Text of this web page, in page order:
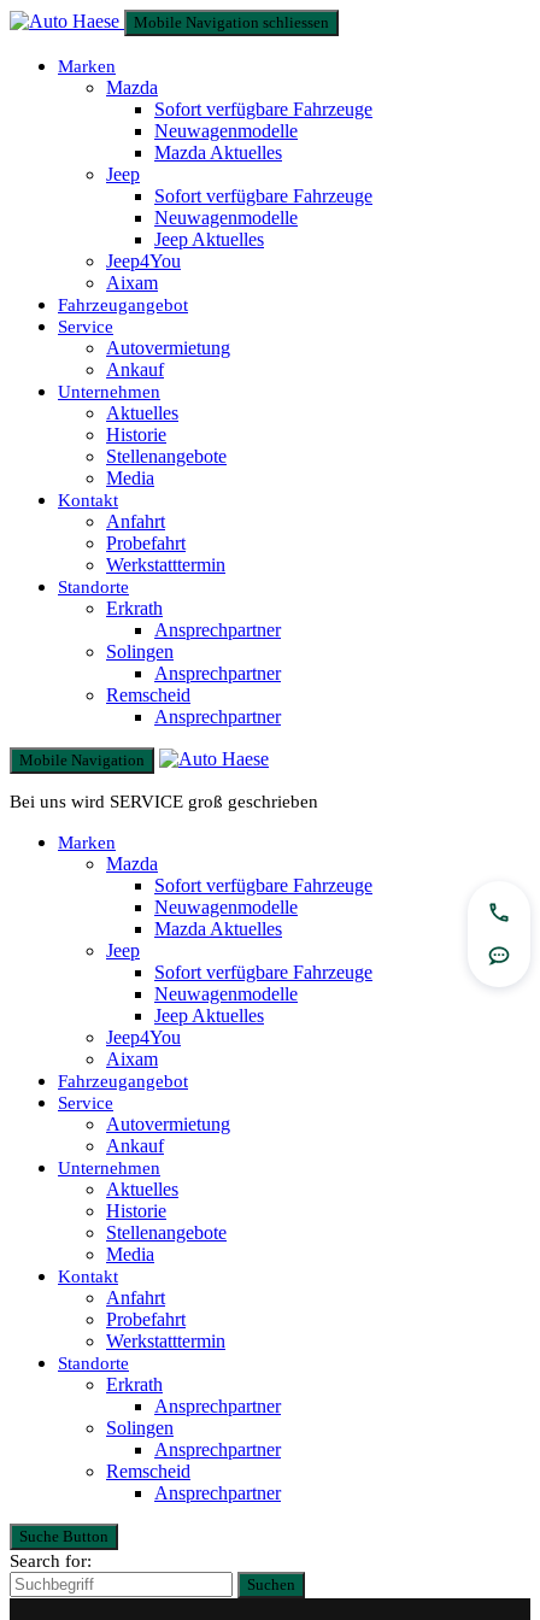
Mobile Navigation schliessen
Marken
Mazda
Sofort verfügbare Fahrzeuge
Neuwagenmodelle
Mazda Aktuelles
Jeep
Sofort verfügbare Fahrzeuge
Neuwagenmodelle
Jeep Aktuelles
Jeep4You
Aixam
Fahrzeugangebot
Service
Autovermietung
Ankauf
Unternehmen
Aktuelles
Historie
Stellenangebote
Media
Kontakt
Anfahrt
Probefahrt
Werkstatttermin
Standorte
Erkrath
Ansprechpartner
Solingen
Ansprechpartner
Remscheid
Ansprechpartner
Mobile Navigation
Bei uns wird SERVICE groß geschrieben
Marken
Mazda
Sofort verfügbare Fahrzeuge
Neuwagenmodelle
Mazda Aktuelles
Jeep
Sofort verfügbare Fahrzeuge
Neuwagenmodelle
Jeep Aktuelles
Jeep4You
Aixam
Fahrzeugangebot
Service
Autovermietung
Ankauf
Unternehmen
Aktuelles
Historie
Stellenangebote
Media
Kontakt
Anfahrt
Probefahrt
Werkstatttermin
Standorte
Erkrath
Ansprechpartner
Solingen
Ansprechpartner
Remscheid
Ansprechpartner
Suche Button
Search for:
Suchen
Jetzt